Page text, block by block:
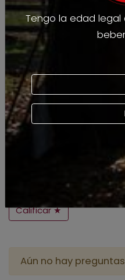
Tengo la edad
Calificar ★
Aún no hay